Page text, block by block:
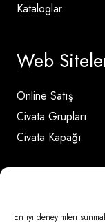
En iyi deneyimleri
Kataloglar
Web
Online Satış
Civata Grupları
Civata Kapağı
İletişim